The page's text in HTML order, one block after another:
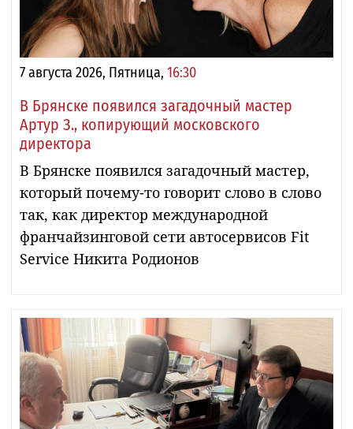
7 августа 2026, Пятница, 16:30
В Брянске появился загадочный мастер
Артур З., копирующий московского
директора
В Брянске появился загадочный мастер,
который почему-то говорит слово в слово
так, как директор международной
франчайзинговой сети автосервисов Fit
Service Никита Родионов